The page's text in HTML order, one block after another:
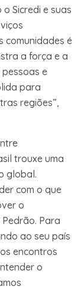
Sicredi e suas
comunidades é
a força e a
e
para
regiões”,
trouxe uma
global.
com o que
o
Para
ao seu país
encontros
o